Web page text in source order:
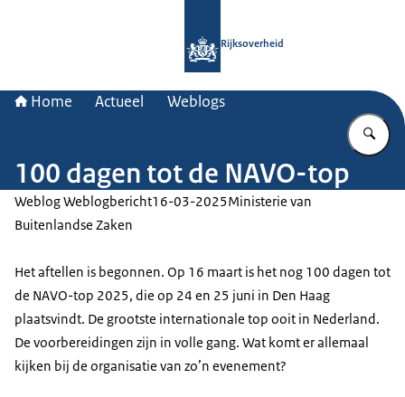
Rijksoverheid
Home Actueel Weblogs
100 dagen tot de NAVO-top
Weblog Weblogbericht16-03-2025Ministerie van
Buitenlandse Zaken
Het aftellen is begonnen. Op 16 maart is het nog 100 dagen tot
de NAVO-top 2025, die op 24 en 25 juni in Den Haag
plaatsvindt. De grootste internationale top ooit in Nederland.
De voorbereidingen zijn in volle gang. Wat komt er allemaal
kijken bij de organisatie van zo’n evenement?